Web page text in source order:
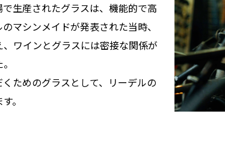
生産されたグラスは、機能的で高
マシンメイドが発表された当時、
ワインとグラスには密接な関係が
ためのグラスとして、リーデルの
。